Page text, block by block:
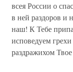
всея России о
в ней раздоров и
наш! К Тебе
исповедуем
раздражихом Твое